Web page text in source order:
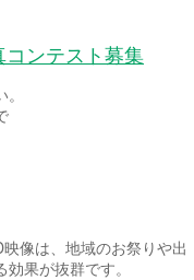
ンテスト募集
像は、地域のお祭りや出
果が抜群です。